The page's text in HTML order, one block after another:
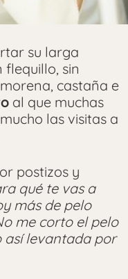
su larga
flequillo, sin
castaña e
al que muchas
las visitas a
postizos y
qué te vas a
más de pelo
me corto el pelo
así levantada por